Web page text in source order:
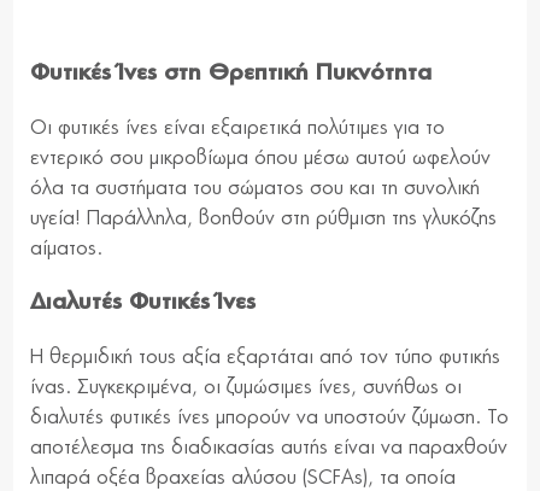
Φυτικές Ίνες στη Θρεπτική Πυκνότητα
Οι φυτικές ίνες είναι εξαιρετικά πολύτιμες για το
εντερικό σου μικροβίωμα όπου μέσω αυτού ωφελούν
όλα τα συστήματα του σώματος σου και τη συνολική
υγεία! Παράλληλα, βοηθούν στη ρύθμιση της γλυκόζης
αίματος.
Διαλυτές Φυτικές Ίνες
Η θερμιδική τους αξία εξαρτάται από τον τύπο φυτικής
ίνας. Συγκεκριμένα, οι ζυμώσιμες ίνες, συνήθως οι
διαλυτές φυτικές ίνες μπορούν να υποστούν ζύμωση. Το
αποτέλεσμα της διαδικασίας αυτής είναι να παραχθούν
λιπαρά οξέα βραχείας αλύσου (SCFAs), τα οποία